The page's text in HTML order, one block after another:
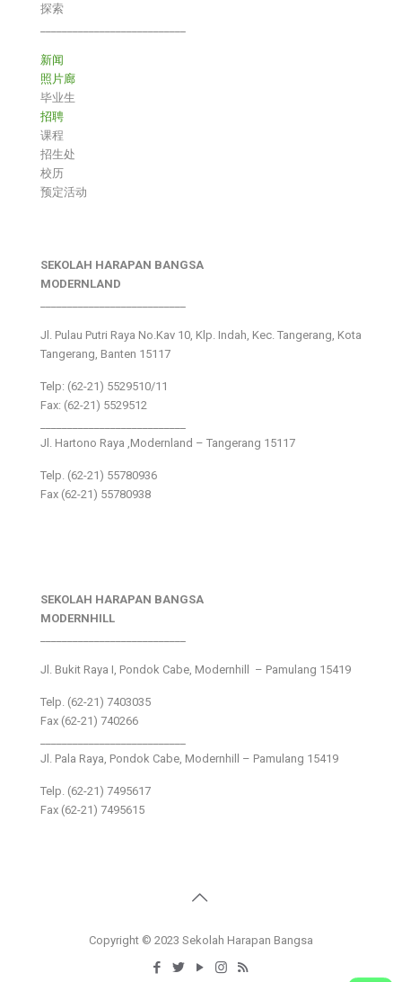
探索
新闻
照片廊
毕业生
招聘
课程
招生处
校历
预定活动
SEKOLAH HARAPAN BANGSA
MODERNLAND
Jl. Pulau Putri Raya No.Kav 10, Klp. Indah, Kec. Tangerang, Kota
Tangerang, Banten 15117
Telp: (62-21) 5529510/11
Fax: (62-21) 5529512
Jl. Hartono Raya ,Modernland – Tangerang 15117
Telp. (62-21) 55780936
Fax (62-21) 55780938
SEKOLAH HARAPAN BANGSA
MODERNHILL
Jl. Bukit Raya I, Pondok Cabe, Modernhill – Pamulang 15419
Telp. (62-21) 7403035
Fax (62-21) 740266
Jl. Pala Raya, Pondok Cabe, Modernhill – Pamulang 15419
Telp. (62-21) 7495617
Fax (62-21) 7495615
Copyright © 2023 Sekolah Harapan Bangsa